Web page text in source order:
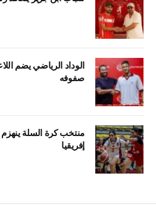
الوداد الرياضي يضم
صفوفه
منتخب كرة السلة
إفريقيا